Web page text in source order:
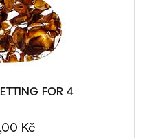
FOR 4
Kč